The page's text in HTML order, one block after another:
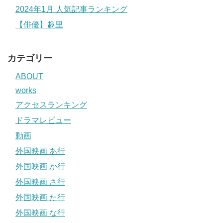
2024年1月 人気記事ランキング
【俳優】趣里
カテゴリー
ABOUT
works
アクセスランキング
ドラマレビュー
動画
外国映画 あ行
外国映画 か行
外国映画 さ行
外国映画 た行
外国映画 な行